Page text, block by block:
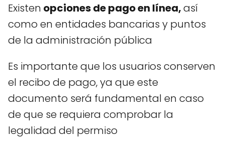
Existen opciones de pago en línea,así
como en entidades bancarias y puntos
de la administración pública
Es importante que los usuarios conserven
el recibo de pago, ya que este
documento será fundamental en caso
de que se requiera comprobar la
legalidad del permiso